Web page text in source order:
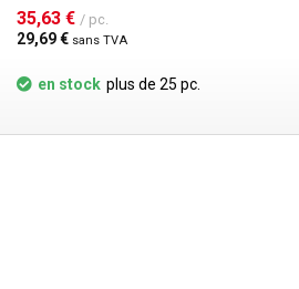
très serrée de la cavité avec le conducteur
conception sophistiquée de la pince, il n'y
utilisation incorrecte ou imprécise. La
sertissage élevée sous une légère
en cas d'utilisation répétée. Les poignées
prolongé, les mâchoires sont en acier
35,63 € / pc.
29,69 € sans TVA
en stock plus de 25 pc.